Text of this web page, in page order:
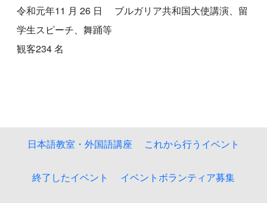
令和元年11 月 26 日 ブルガリア共和国大使講演、留
学生スピーチ、舞踊等
観客234 名
日本語教室・外国語講座 これから行うイベント
終了したイベント イベントボランティア募集